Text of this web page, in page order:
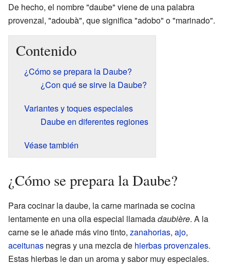
De hecho, el nombre "daube" viene de una palabra
provenzal, "adoubà", que significa "adobo" o "marinado".
Contenido
¿Cómo se prepara la Daube?
¿Con qué se sirve la Daube?
Variantes y toques especiales
Daube en diferentes regiones
Véase también
¿Cómo se prepara la Daube?
Para cocinar la daube, la carne marinada se cocina
lentamente en una olla especial llamadadaubière. A la
carne se le añade más vino tinto, zanahorias, ajo,
aceitunas negras y una mezcla de hierbas provenzales.
Estas hierbas le dan un aroma y sabor muy especiales.